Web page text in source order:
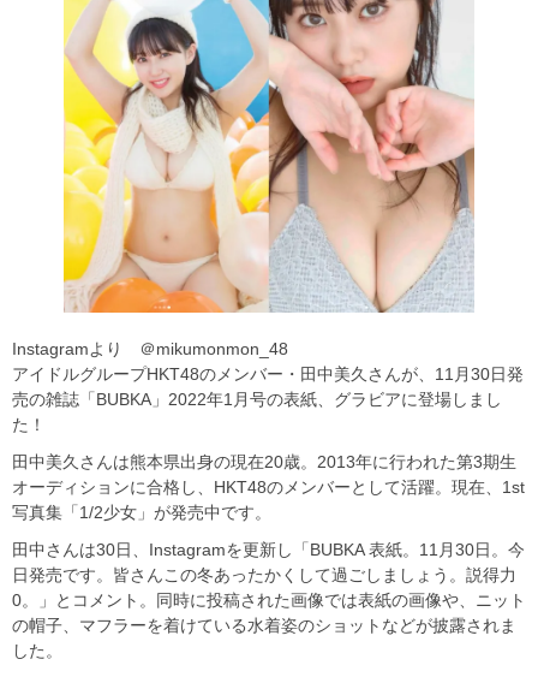
Instagramより ＠mikumonmon_48
アイドルグループHKT48のメンバー・田中美久さんが、11月30日発
売の雑誌「BUBKA」2022年1月号の表紙、グラビアに登場しまし
た！
田中美久さんは熊本県出身の現在20歳。2013年に行われた第3期生
オーディションに合格し、HKT48のメンバーとして活躍。現在、1st
写真集「1/2少女」が発売中です。
田中さんは30日、Instagramを更新し「BUBKA 表紙。11月30日。今
日発売です。皆さんこの冬あったかくして過ごしましょう。説得力
0。」とコメント。同時に投稿された画像では表紙の画像や、ニット
の帽子、マフラーを着けている水着姿のショットなどが披露されま
した。